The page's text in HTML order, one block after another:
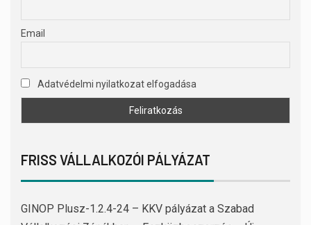
Email
Adatvédelmi nyilatkozat elfogadása
FRISS VÁLLALKOZÓI PÁLYÁZAT
GINOP Plusz-1.2.4-24 – KKV pályázat a Szabad